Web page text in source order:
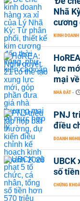
Nhã
cương
KINH DOANH
lực
mại
NHÀ ĐẤT -
PNJ
điều
DOANH
UBCK
số
CHỨNG